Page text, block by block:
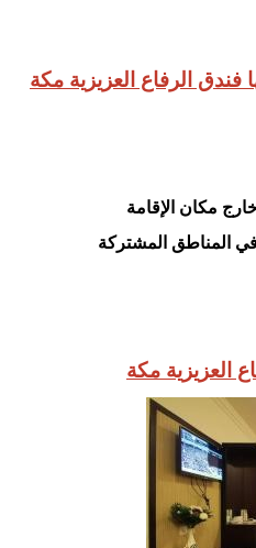
فندق الرفاع العزيزية مكة
مكان الإقامة
في المناطق المشتركة
العزيزية مكة